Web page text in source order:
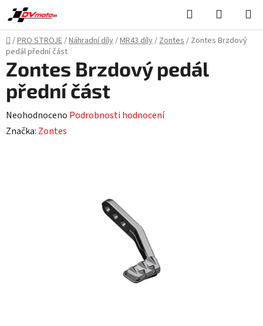
Přejít
na
obsah
Hledat
KOŠÍK
Domů
/PRO STROJE/Náhradní díly/MR43 díly/Zontes/ Zontes Brzdový
pedál přední část
Zontes Brzdový pedál
přední část
Průměrné
hodnocení
Neohodnoceno Podrobnosti hodnocení
Značka: Zontes